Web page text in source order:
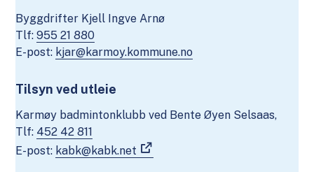
Byggdrifter Kjell Ingve Arnø
Tlf:955 21 880
E-post: kjar@karmoy.kommune.no
Tilsyn ved utleie
Karmøy badmintonklubb ved Bente Øyen Selsaas,
Tlf: 452 42 811
E-post: kabk@kabk.net